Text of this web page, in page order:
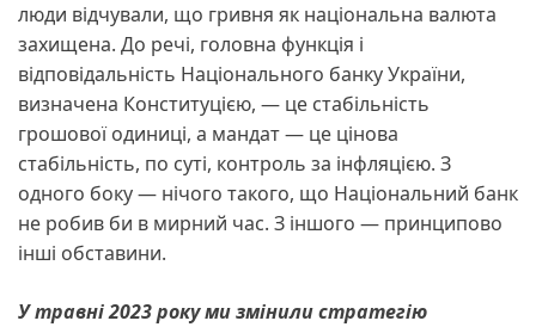
люди відчували, що гривня як національна валюта
захищена. До речі, головна функція і
відповідальність Національного банку України,
визначена Конституцією, — це стабільність
грошової одиниці, а мандат — це цінова
стабільність, по суті, контроль за інфляцією. З
одного боку — нічого такого, що Національний банк
не робив би в мирний час. З іншого — принципово
інші обставини.
У травні 2023 року ми змінили стратегію